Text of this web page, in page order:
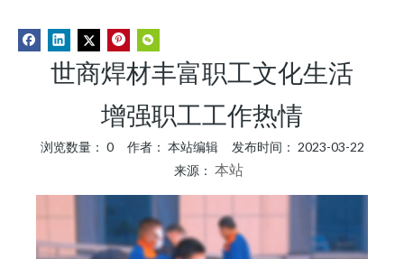
世商焊材丰富职工文化生活
增强职工工作热情
浏览数量： 0作者： 本站编辑 发布时间： 2023-03-22
来源： 本站
["wechat","weibo","qzone","douban","email"]